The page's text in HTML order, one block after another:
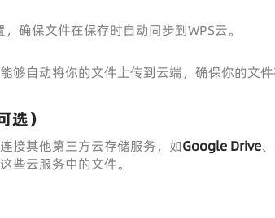
，确保文件在保存时自动同步到WPS云。
够自动将你的文件上传到云端，确保你的文件
选）
接其他第三方云存储服务，如Google Drive、
些云服务中的文件。